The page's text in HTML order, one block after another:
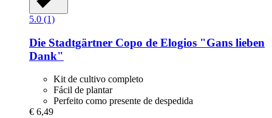
5.0 (1)
Die Stadtgärtner Copo de Elogios "Gans lieben
Dank"
Kit de cultivo completo
Fácil de plantar
Perfeito como presente de despedida
€ 6,49